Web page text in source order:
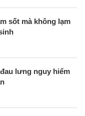
sốt mà không lạm
lưng nguy hiểm